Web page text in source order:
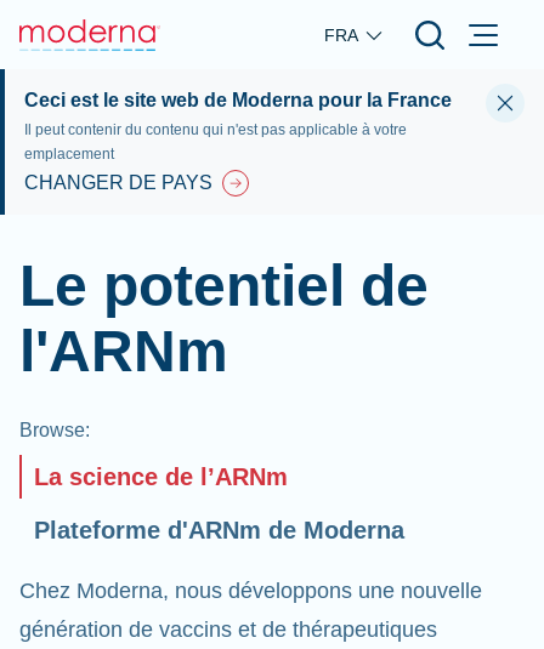
Skip to main content
FRA
Ceci est le site web de Moderna pour la France
Il peut contenir du contenu qui n'est pas applicable à votre
emplacement
CHANGER DE PAYS
Le potentiel de
l'ARNm
Browse:
La science de l’ARNm
Plateforme d'ARNm de Moderna
Chez Moderna, nous développons une nouvelle
génération de vaccins et de thérapeutiques